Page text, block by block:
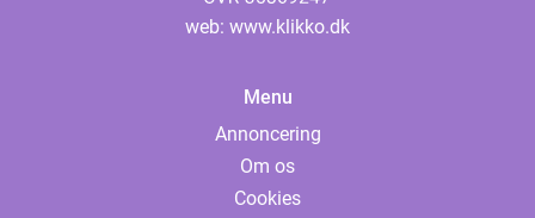
web: www.klikko.dk
Menu
Annoncering
Om os
Cookies